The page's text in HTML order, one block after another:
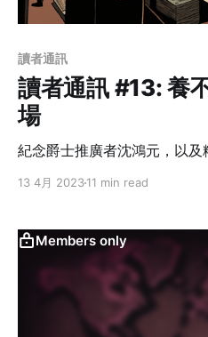
讀者通訊
讀者通訊 #13: 養
場
紀念爵士推廣者沈鴻元，以及
13 4月 202311 min read
Members only